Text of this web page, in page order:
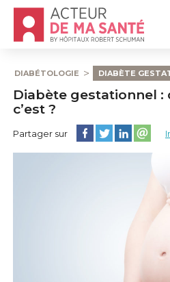
Accueil - Acteur de ma
DIABÉTOLOGIE DIABÈTE
Diabète gestationnel :
c’est ?
Partager sur Partager cette page
Partager cette
Partager